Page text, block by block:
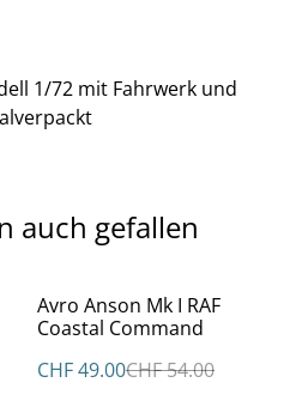
1/72 mit Fahrwerk und
auch gefallen
%
Avro Anson Mk I RAF
Coastal Command
CHF 49.00CHF 54.00